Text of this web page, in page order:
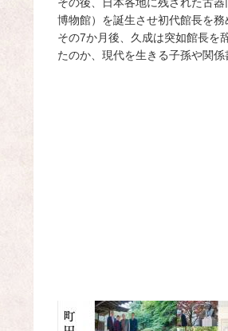
博物館）を誕生させ初代館長を務
その7か月後、久成は突如館長を
たのか、現代を生きる子孫や関